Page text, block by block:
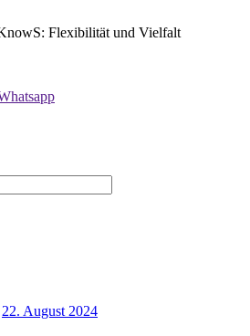
Flexibilität und Vielfalt
22. August 2024